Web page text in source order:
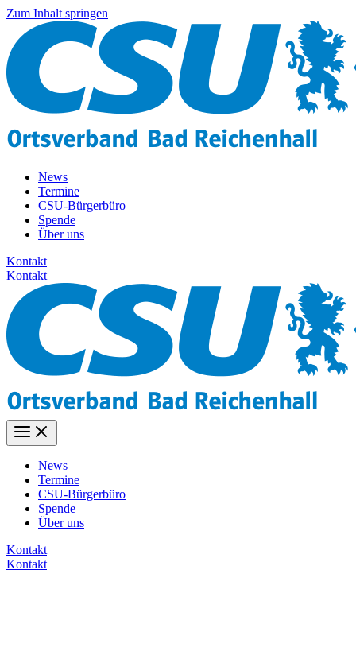
Zum Inhalt springen
News
Termine
CSU-Bürgerbüro
Spende
Über uns
Kontakt
Kontakt
News
Termine
CSU-Bürgerbüro
Spende
Über uns
Kontakt
Kontakt